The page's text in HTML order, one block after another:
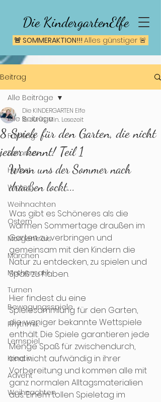
Die KindergartenElfe
🚨 SOMMERAKTION!!! Alles günstiger 🚨
Beitrag
Alle Beiträge
Frühling
Sommer
Herbst
Winter
Weihnachten
Ostern
Morgenkreis
Märchen
Mathematik
Turnen
Bewegungsspiele
Rhythmik
Lernspiel
Kreativ
Advent
Weihnachten
Alle Beiträge
8 Spiele für den Garten, die nicht
jeder kennt! Teil 1
Die KINDERGARTEN Elfe
18. Juni2 Min. Lesezeit
Wenn uns der Sommer nach
draußen lockt...
Was gibt es Schöneres als die
warmen Sommertage draußen im
Garten zu verbringen und
gemeinsam mit den Kindern die
Natur zu entdecken, zu spielen und
Spaß zu haben.
Hier findest du eine
Spielesammlung für den Garten,
die weniger bekannte Wettspiele
enthält. Die Spiele garantieren jede
Menge Spaß für zwischendurch,
sind nicht aufwändig in ihrer
Vorbereitung und kommen alle mit
ganz normalen Alltagsmaterialien
aus. Einem tollen Spieletag im